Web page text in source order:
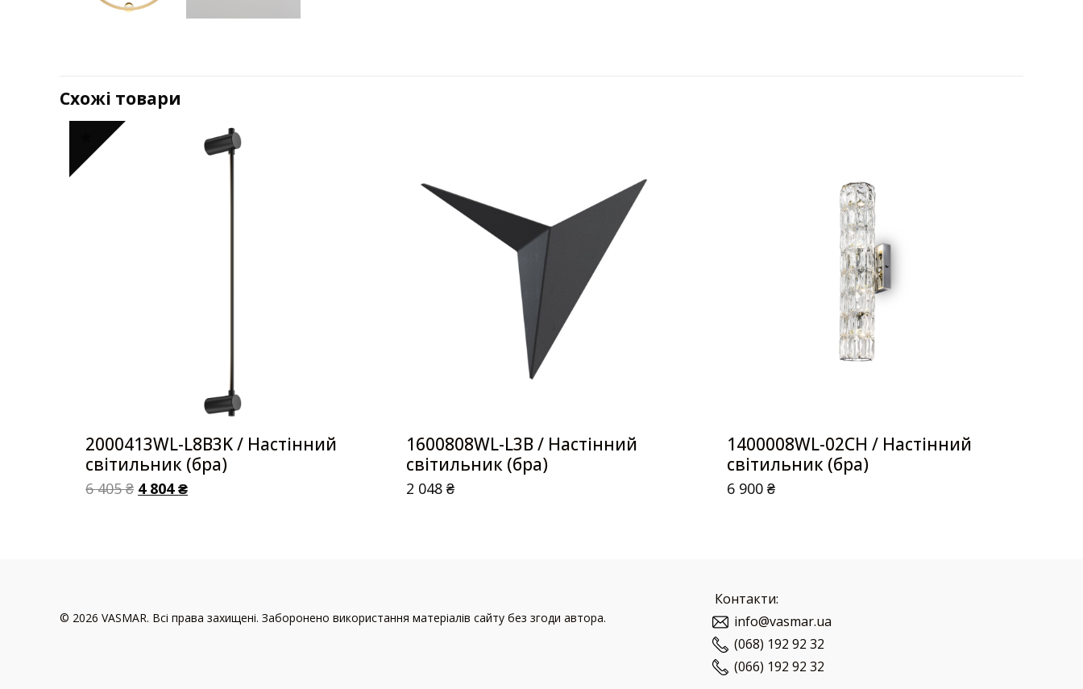
Схожі товари
2000413WL-L8B3K / Настінний
світильник (бра)
6 405₴ 4 804₴
1600808WL-L3B / Настінний
світильник (бра)
2 048₴
1400008WL-02CH / Настінний
світильник (бра)
6 900₴
© 2026 VASMAR. Всі права захищені. Заборонено використання матеріалів сайту без згоди автора.
Контакти:
info@vasmar.ua
(068) 192 92 32
(066) 192 92 32